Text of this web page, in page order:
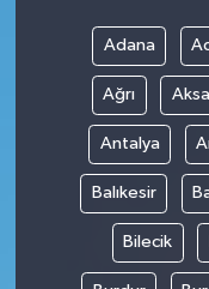
Adana
Ağrı
Antalya
Balıkesir
Bilecik